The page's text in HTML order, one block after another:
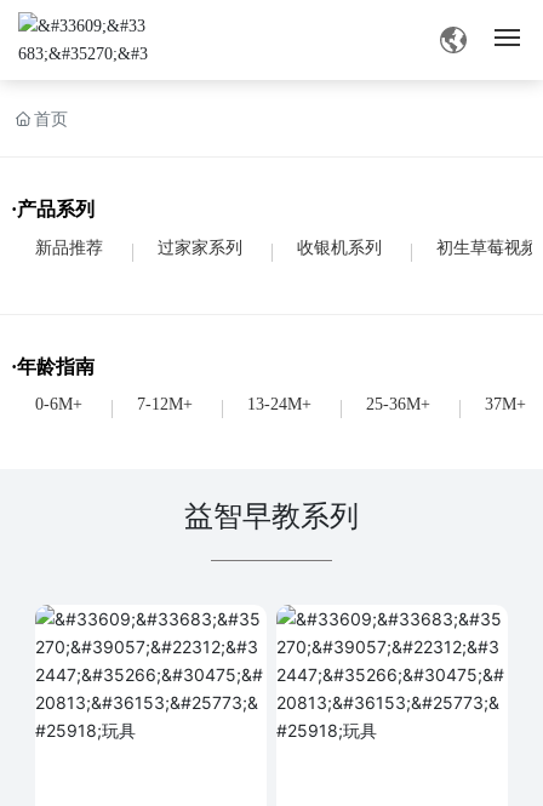
网站首页
产品中心
业务交流
首页
·产品系列
新品推荐 过家家系列 收银机系列 初生草莓视
·年龄指南
0-6M+ 7-12M+ 13-24M+ 25-36M+ 37M+
益智早教系列